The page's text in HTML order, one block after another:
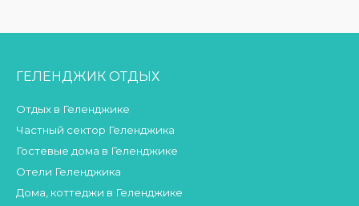
ГЕЛЕНДЖИК ОТДЫХ
Отдых в Геленджике
Частный сектор Геленджика
Гостевые дома в Геленджике
Отели Геленджика
Дома, коттеджи в Геленджике